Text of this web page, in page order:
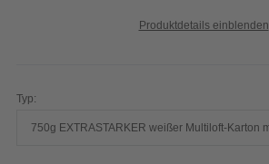
Produktdetails einblenden
Typ: